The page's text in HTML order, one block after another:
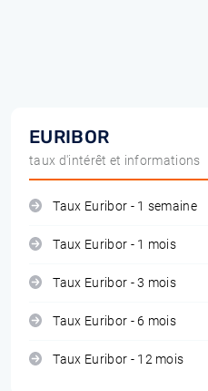
EURIBOR
taux d'intérêt et informations
Taux Euribor - 1 semaine
Taux Euribor - 1 mois
Taux Euribor - 3 mois
Taux Euribor - 6 mois
Taux Euribor - 12 mois